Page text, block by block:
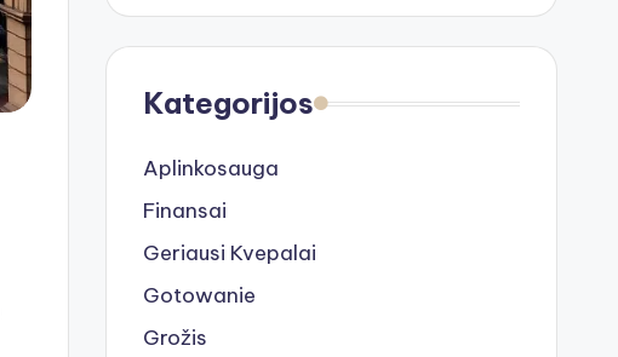
Kategorijos
Aplinkosauga
Finansai
Geriausi Kvepalai
Gotowanie
Grožis